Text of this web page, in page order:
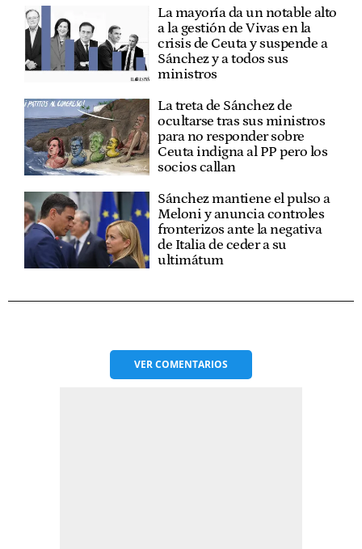
La mayoría da un notable alto
a la gestión de Vivas en la
crisis de Ceuta y suspende a
Sánchez y a todos sus
ministros
La treta de Sánchez de
ocultarse tras sus ministros
para no responder sobre
Ceuta indigna al PP pero los
socios callan
Sánchez mantiene el pulso a
Meloni y anuncia controles
fronterizos ante la negativa
de Italia de ceder a su
ultimátum
VERCOMENTARIOS